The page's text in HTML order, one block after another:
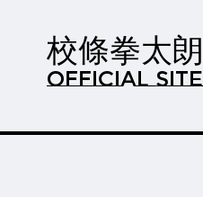
校條拳太朗
OFFICIAL SITE